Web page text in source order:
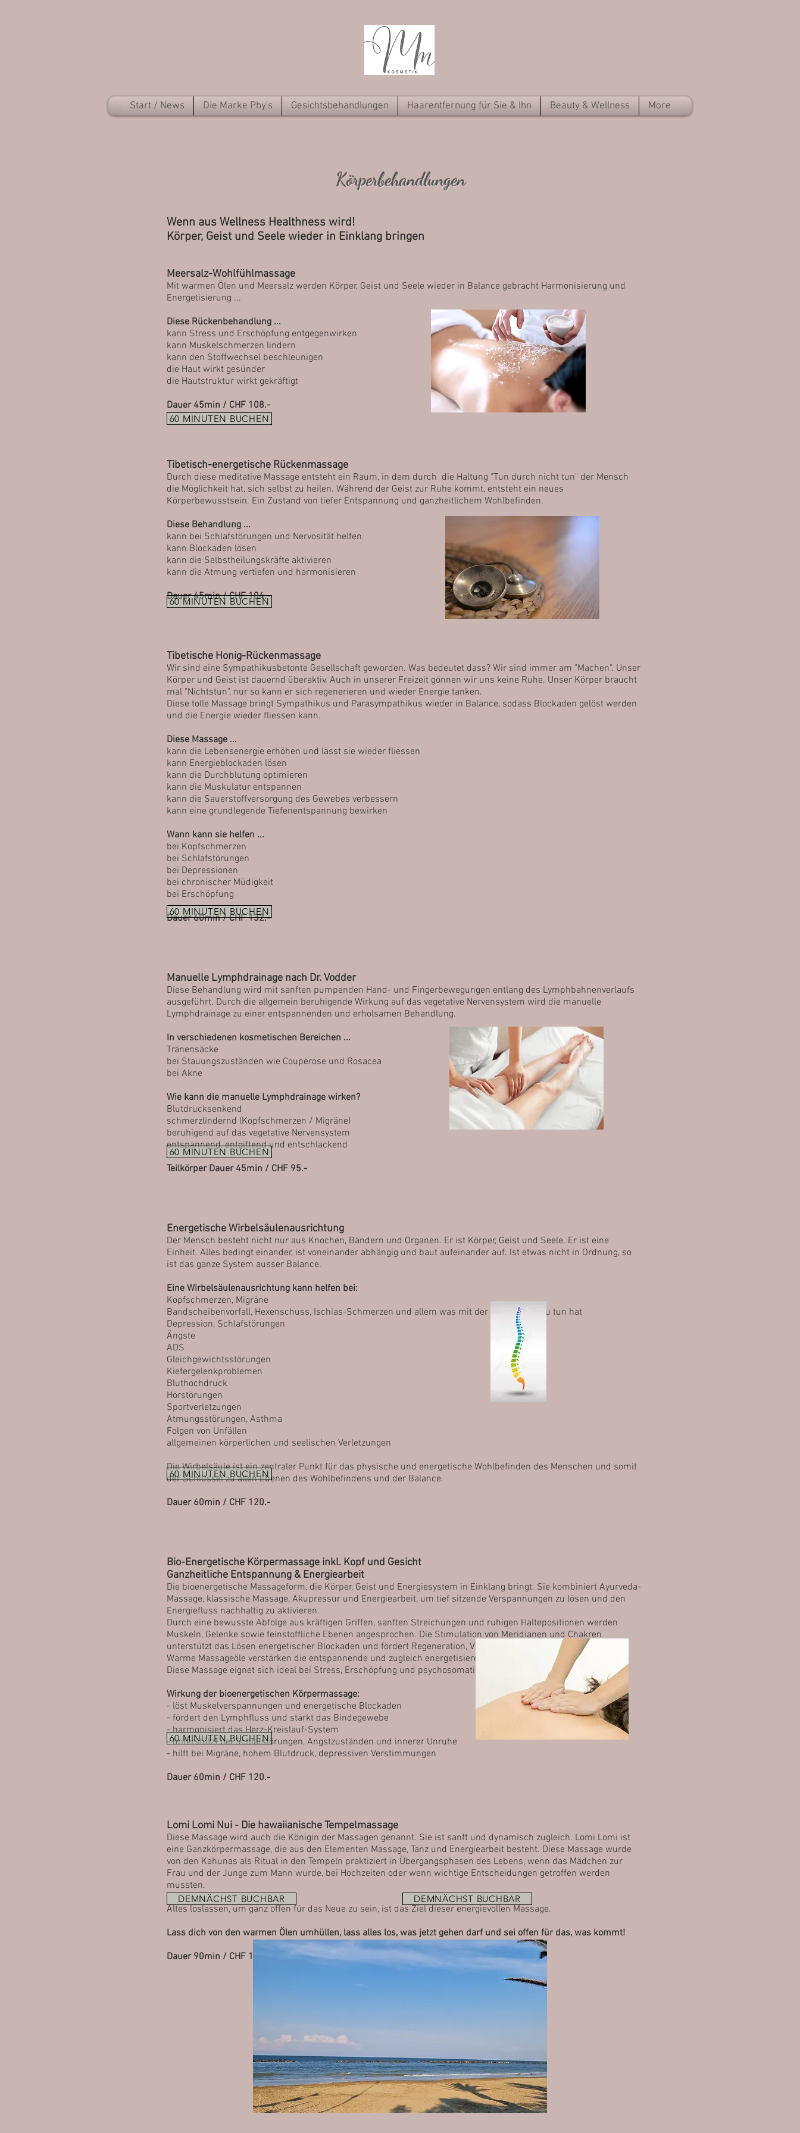
Start / News Die Marke Phy's Gesichtsbehandlungen Haarentfernung für Sie & Ihn Beauty & Wellness More
Körperbehandlungen
Wenn aus Wellness Healthness wird!
Körper, Geist und Seele wieder in Einklang bringen
Meersalz-Wohlfühlmassage
Mit warmen Ölen und Meersalz werden Körper, Geist und Seele wieder in Balance gebracht Harmonisierung und
Energetisierung ...
Diese Rückenbehandlung ...
kann Stress und Erschöpfung entgegenwirken
kann Muskelschmerzen lindern
kann den Stoffwechsel beschleunigen
die Haut wirkt gesünder
die Hautstruktur wirkt gekräftigt
Dauer 45min / CHF 108.-
Tibetisch-energetische Rückenmassage
Durch diese meditative Massage entsteht ein Raum, in dem durch die Haltung "Tun durch nicht tun" der Mensch
die Möglichkeit hat, sich selbst zu heilen. Während der Geist zur Ruhe kommt, entsteht ein neues
Körperbewusstsein. Ein Zustand von tiefer Entspannung und ganzheitlichem Wohlbefinden.
Diese Behandlung ...
kann bei Schlafstörungen und Nervosität helfen
kann Blockaden lösen
kann die Selbstheilungskräfte aktivieren
kann die Atmung vertiefen und harmonisieren
Dauer 45min / CHF 104.-
Tibetische Honig-Rückenmassage
Wir sind eine Sympathikusbetonte Gesellschaft geworden. Was bedeutet dass? Wir sind immer am "Machen". Unser
Körper und Geist ist dauernd überaktiv. Auch in unserer Freizeit gönnen wir uns keine Ruhe. Unser Körper braucht
mal "Nichtstun", nur so kann er sich regenerieren und wieder Energie tanken.
Diese tolle Massage bringt Sympathikus und Parasympathikus wieder in Balance, sodass Blockaden gelöst werden
und die Energie wieder fliessen kann.
Diese Massage ...
kann die Lebensenergie erhöhen und lässt sie wieder fliessen
kann Energieblockaden lösen
kann die Durchblutung optimieren
kann die Muskulatur entspannen
kann die Sauerstoffversorgung des Gewebes verbessern
kann eine grundlegende Tiefenentspannung bewirken
Wann kann sie helfen ...
bei Kopfschmerzen
bei Schlafstörungen
bei Depressionen
bei chronischer Müdigkeit
bei Erschöpfung
Dauer 60min / CHF 132.-
Manuelle Lymphdrainage nach Dr. Vodder
Diese Behandlung wird mit sanften pumpenden Hand- und Fingerbewegungen entlang des Lymphbahnenverlaufs
ausgeführt. Durch die allgemein beruhigende Wirkung auf das vegetative Nervensystem wird die manuelle
Lymphdrainage zu einer entspannenden und erholsamen Behandlung.
In verschiedenen kosmetischen Bereichen ...
Tränensäcke
bei Stauungszuständen wie Couperose und Rosacea
bei Akne
Wie kann die manuelle Lymphdrainage wirken?
Blutdrucksenkend
schmerzlindernd (Kopfschmerzen / Migräne)
beruhigend auf das vegetative Nervensystem
entspannend, entgiftend und entschlackend
Teilkörper Dauer 45min / CHF 95.-
Energetische Wirbelsäulenausrichtung
Der Mensch besteht nicht nur aus Knochen, Bändern und Organen. Er ist Körper, Geist und Seele. Er ist eine
Einheit. Alles bedingt einander, ist voneinander abhängig und baut aufeinander auf. Ist etwas nicht in Ordnung, so
ist das ganze System ausser Balance.
Eine Wirbelsäulenausrichtung kann helfen bei:
Kopfschmerzen, Migräne
Bandscheibenvorfall, Hexenschuss, Ischias-Schmerzen und allem was mit der Wirbelsäule zu tun hat
Depression, Schlafstörungen
Ängste
ADS
Gleichgewichtsstörungen
Kiefergelenkproblemen
Bluthochdruck
Hörstörungen
Sportverletzungen
Atmungsstörungen, Asthma
Folgen von Unfällen
allgemeinen körperlichen und seelischen Verletzungen
Die Wirbelsäule ist ein zentraler Punkt für das physische und energetische Wohlbefinden des Menschen und somit
der Schlüssel zu allen Ebenen des Wohlbefindens und der Balance.
Dauer 60min / CHF 120.-
Bio-Energetische Körpermassage inkl. Kopf und Gesicht
Ganzheitliche Entspannung & Energiearbeit
Die bioenergetische Massageform, die Körper, Geist und Energiesystem in Einklang bringt. Sie kombiniert Ayurveda-
Massage, klassische Massage, Akupressur und Energiearbeit, um tief sitzende Verspannungen zu lösen und den
Energiefluss nachhaltig zu aktivieren.
Durch eine bewusste Abfolge aus kräftigen Griffen, sanften Streichungen und ruhigen Haltepositionen werden
Muskeln, Gelenke sowie feinstoffliche Ebenen angesprochen. Die Stimulation von Meridianen und Chakren
unterstützt das Lösen energetischer Blockaden und fördert Regeneration, Vitalität und innere Balance.
Warme Massageöle verstärken die entspannende und zugleich energetisierende Wirkung.
Diese Massage eignet sich ideal bei Stress, Erschöpfung und psychosomatischen Beschwerden.
Wirkung der bioenergetischen Körpermassage:
- löst Muskelverspannungen und energetische Blockaden
- fördert den Lymphfluss und stärkt das Bindegewebe
- harmonisiert das Herz-Kreislauf-System
- unterstützt bei Schlafstörungen, Angstzuständen und innerer Unruhe
- hilft bei Migräne, hohem Blutdruck, depressiven Verstimmungen
Dauer 60min / CHF 120.-
Lomi Lomi Nui - Die hawaiianische Tempelmassage
Diese Massage wird auch die Königin der Massagen genannt. Sie ist sanft und dynamisch zugleich. Lomi Lomi ist
eine Ganzkörpermassage, die aus den Elementen Massage, Tanz und Energiearbeit besteht. Diese Massage wurde
von den Kahunas als Ritual in den Tempeln praktiziert in Übergangsphasen des Lebens, wenn das Mädchen zur
Frau und der Junge zum Mann wurde, bei Hochzeiten oder wenn wichtige Entscheidungen getroffen werden
mussten.
Altes loslassen, um ganz offen für das Neue zu sein, ist das Ziel dieser energievollen Massage.
Lass dich von den warmen Ölen umhüllen, lass alles los, was jetzt gehen darf und sei offen für das, was kommt!
Dauer 90min / CHF 197.- Dauer 120min / CHF 255.-
60 MINUTEN BUCHEN
60 MINUTEN BUCHEN
60 MINUTEN BUCHEN
60 MINUTEN BUCHEN
60 MINUTEN BUCHEN
DEMNÄCHST BUCHBAR DEMNÄCHST BUCHBAR
60 MINUTEN BUCHEN